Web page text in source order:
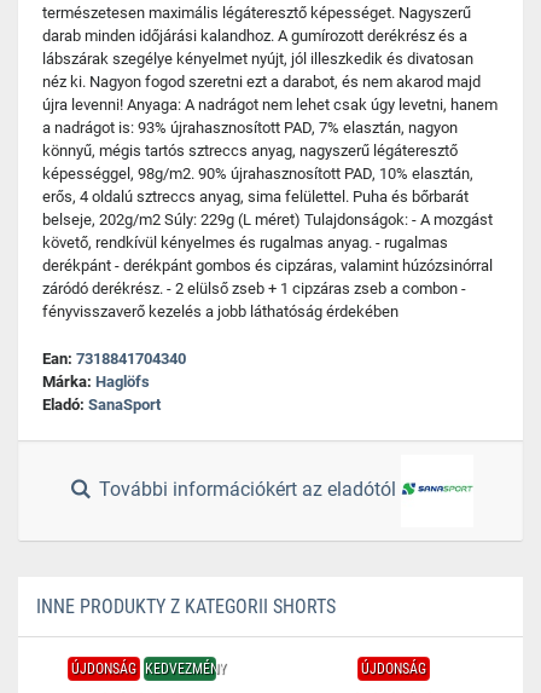
természetesen maximális légáteresztő képességet. Nagyszerű
darab minden időjárási kalandhoz. A gumírozott derékrész és a
lábszárak szegélye kényelmet nyújt, jól illeszkedik és divatosan
néz ki. Nagyon fogod szeretni ezt a darabot, és nem akarod majd
újra levenni! Anyaga: A nadrágot nem lehet csak úgy levetni, hanem
a nadrágot is: 93% újrahasznosított PAD, 7% elasztán, nagyon
könnyű, mégis tartós sztreccs anyag, nagyszerű légáteresztő
képességgel, 98g/m2. 90% újrahasznosított PAD, 10% elasztán,
erős, 4 oldalú sztreccs anyag, sima felülettel. Puha és bőrbarát
belseje, 202g/m2 Súly: 229g (L méret) Tulajdonságok: - A mozgást
követő, rendkívül kényelmes és rugalmas anyag. - rugalmas
derékpánt - derékpánt gombos és cipzáras, valamint húzózsinórral
záródó derékrész. - 2 elülső zseb + 1 cipzáras zseb a combon -
fényvisszaverő kezelés a jobb láthatóság érdekében
Ean: 7318841704340
Márka: Haglöfs
Eladó: SanaSport
További információkért az eladótól
INNE PRODUKTY Z KATEGORII SHORTS
ÚJDONSÁG KEDVEZMÉNY ÚJDONSÁG